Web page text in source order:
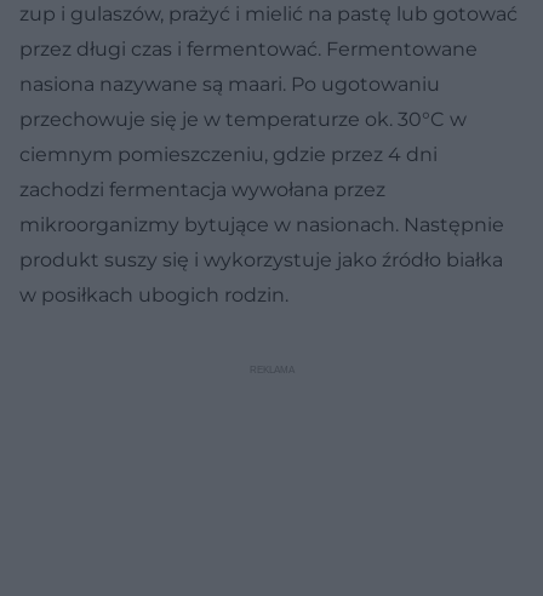
zup i gulaszów, prażyć i mielić na pastę lub gotować
przez długi czas i fermentować. Fermentowane
nasiona nazywane są maari. Po ugotowaniu
przechowuje się je w temperaturze ok. 30°C w
ciemnym pomieszczeniu, gdzie przez 4 dni
zachodzi fermentacja wywołana przez
mikroorganizmy bytujące w nasionach. Następnie
produkt suszy się i wykorzystuje jako źródło białka
w posiłkach ubogich rodzin.